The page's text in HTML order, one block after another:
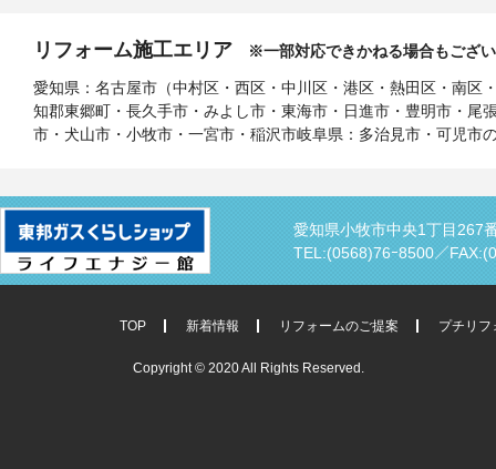
リフォーム施工エリア ※一部対応できかねる場合もござ
愛知県：名古屋市（中村区・西区・中川区・港区・熱田区・南
知郡東郷町・長久手市・みよし市・東海市・日進市・豊明市・
市・犬山市・小牧市・一宮市・稲沢市岐阜県：多治見市・可児市
愛知県小牧市中央1丁目267
TEL:(0568)76ｰ8500／
TOP 新着情報 リフォームのご提案 プチリフ
Copyright © 2020 All Rights Reserved.